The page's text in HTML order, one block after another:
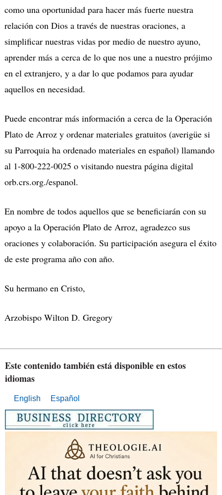
como una oportunidad para hacer más fuerte nuestra
relación con Dios a través de nuestras oraciones, a
simplificar nuestras vidas por medio de nuestro ayuno,
aprender más a cerca de lo que nos une a nuestro prójimo
en el extranjero, y a dar lo que podamos para ayudar
aquellos en necesidad.
Puede encontrar más información a cerca de la Operación
Plato de Arroz y ordenar materiales gratuitos (averigüe si
su Parroquia ha ordenado materiales en español) llamando
al 1-800-222-0025 o visitando nuestra página digital
orb.crs.org./espanol.
En nombre de todos aquellos que se beneficiarán con su
apoyo a la Operación Plato de Arroz, agradezco sus
oraciones y colaboración. Su participación asegura el éxito
de este programa año con año.
Su hermano en Cristo,
Arzobispo Wilton D. Gregory
Este contenido también está disponible en estos
idiomas
English Español